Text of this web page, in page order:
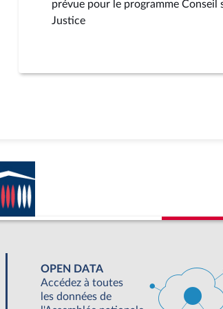
prévue pour le programme Conseil
Justice
OPEN DATA
Accédez à toutes
les données de